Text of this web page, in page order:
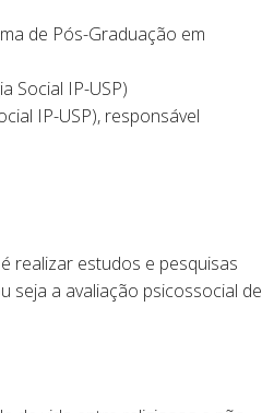
de Pós-Graduação em
Social IP-USP)
IP-USP), responsável
realizar estudos e pesquisas
seja a avaliação psicossocial de